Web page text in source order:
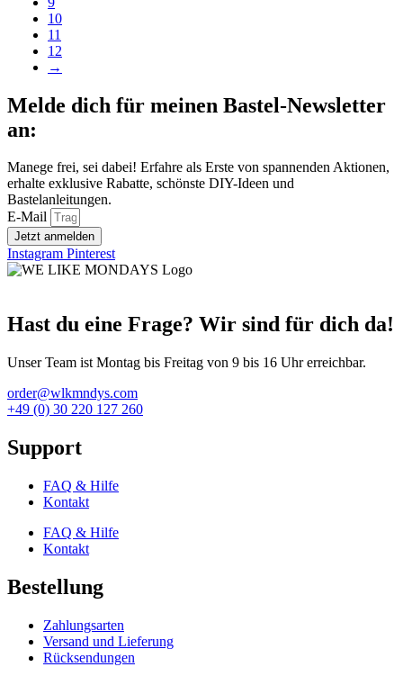
10
11
12
→
Melde dich für meinen Bastel-Newsletter
an:
Manege frei, sei dabei! Erfahre als Erste von spannenden Aktionen,
erhalte exklusive Rabatte, schönste DIY-Ideen und
Bastelanleitungen.
E-Mail
Jetzt anmelden
Instagram Pinterest
Hast du eine Frage? Wir sind für dich da!
Unser Team ist Montag bis Freitag von 9 bis 16 Uhr erreichbar.
order@wlkmndys.com
+49 (0) 30 220 127 260
Support
FAQ & Hilfe
Kontakt
FAQ & Hilfe
Kontakt
Bestellung
Zahlungsarten
Versand und Lieferung
Rücksendungen